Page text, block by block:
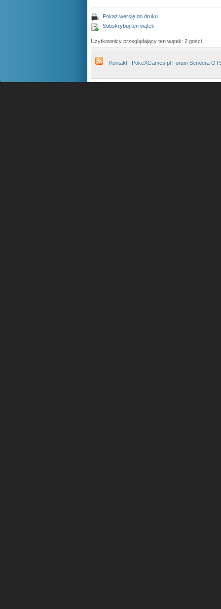
Pokaż wersję do druku
Subskrybuj ten wątek
Użytkownicy przeglądający ten wątek: 2 gości
Kontakt PokeXGames.pl Forum Serwera